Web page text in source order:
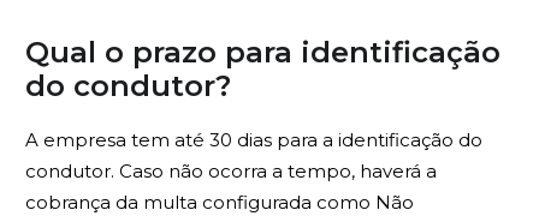
Qual o prazo para identificação
do condutor?
A empresa tem até 30 dias para a identificação do
condutor. Caso não ocorra a tempo, haverá a
cobrança da multa configurada como Não